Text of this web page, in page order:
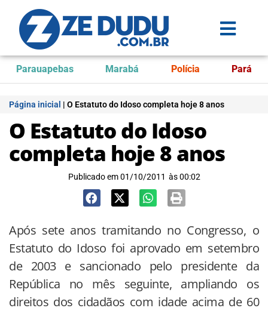
Parauapebas Marabá Polícia Pará
Página inicial | O Estatuto do Idoso completa hoje 8 anos
O Estatuto do Idoso
completa hoje 8 anos
Publicado em 01/10/2011 às 00:02
Após sete anos tramitando no Congresso, o
Estatuto do Idoso foi aprovado em setembro
de 2003 e sancionado pelo presidente da
República no mês seguinte, ampliando os
direitos dos cidadãos com idade acima de 60